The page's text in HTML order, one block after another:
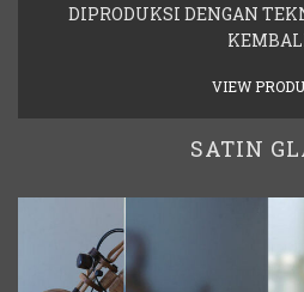
DIPRODUKSI DENGAN
VIEW
SATIN